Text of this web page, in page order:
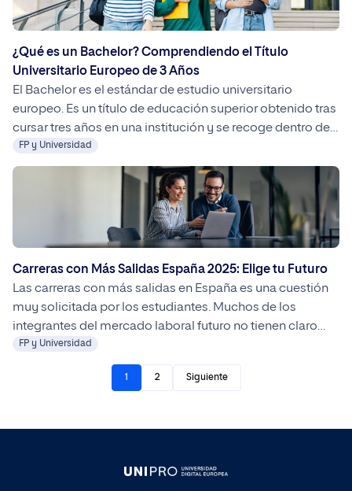
¿Qué es un Bachelor? Comprendiendo el Título
Universitario Europeo de 3 Años
El Bachelor es el estándar de estudio universitario
europeo. Es un título de educación superior obtenido tras
cursar tres años en una institución y se recoge dentro del
EEES. En España, equivale a un grado universitario.
FP y Universidad
Carreras con Más Salidas España 2025: Elige tu Futuro
Las carreras con más salidas en España es una cuestión
muy solicitada por los estudiantes. Muchos de los
integrantes del mercado laboral futuro no tienen claro
que desean hacer hasta el último momento. Por ello,
suele ser habitual decantarse por aquellos grados que
tienen más empleabilidad. Es importante realizar una
FP y Universidad
1 2 Siguiente